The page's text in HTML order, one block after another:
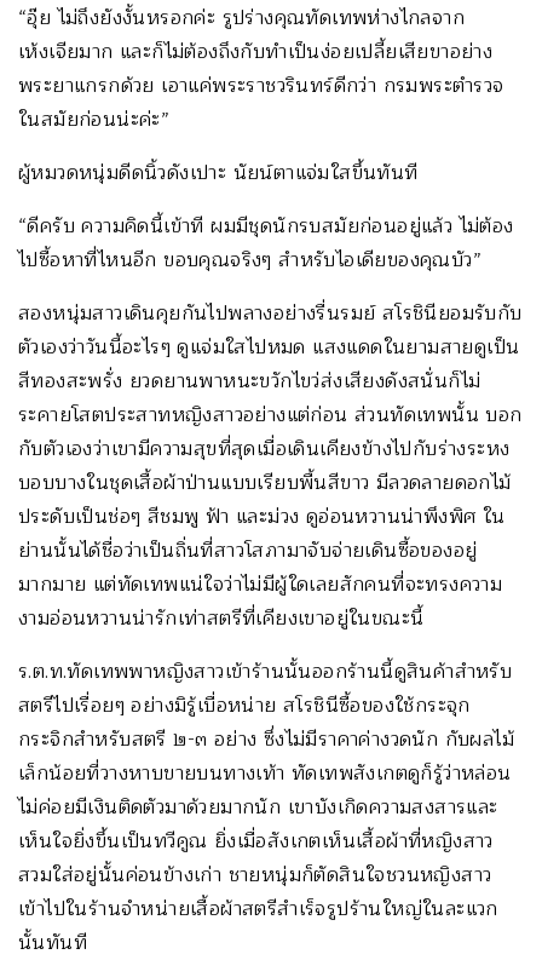
“อุ๊ย ไม่ถึงยังงั้นหรอกค่ะ รูปร่างคุณทัดเทพห่างไกลจาก
เห้งเจียมาก และก็ไม่ต้องถึงกับทำเป็นง่อยเปลี้ยเสียขาอย่าง
พระยาแกรกด้วย เอาแค่พระราชวรินทร์ดีกว่า กรมพระตำรวจ
ในสมัยก่อนน่ะค่ะ”
ผู้หมวดหนุ่มดีดนิ้วดังเปาะ นัยน์ตาแจ่มใสขึ้นทันที
“ดีครับ ความคิดนี้เข้าที ผมมีชุดนักรบสมัยก่อนอยู่แล้ว ไม่ต้อง
ไปซื้อหาที่ไหนอีก ขอบคุณจริงๆ สำหรับไอเดียของคุณบัว”
สองหนุ่มสาวเดินคุยกันไปพลางอย่างรื่นรมย์ สโรชินียอมรับกับ
ตัวเองว่าวันนี้อะไรๆ ดูแจ่มใสไปหมด แสงแดดในยามสายดูเป็น
สีทองสะพรั่ง ยวดยานพาหนะขวักไขว่ส่งเสียงดังสนั่นก็ไม่
ระคายโสตประสาทหญิงสาวอย่างแต่ก่อน ส่วนทัดเทพนั้น บอก
กับตัวเองว่าเขามีความสุขที่สุดเมื่อเดินเคียงข้างไปกับร่างระหง
บอบบางในชุดเสื้อผ้าป่านแบบเรียบพื้นสีขาว มีลวดลายดอกไม้
ประดับเป็นช่อๆ สีชมพู ฟ้า และม่วง ดูอ่อนหวานน่าพึงพิศ ใน
ย่านนั้นได้ชื่อว่าเป็นถิ่นที่สาวโสภามาจับจ่ายเดินซื้อของอยู่
มากมาย แต่ทัดเทพแน่ใจว่าไม่มีผู้ใดเลยสักคนที่จะทรงความ
งามอ่อนหวานน่ารักเท่าสตรีที่เคียงเขาอยู่ในขณะนี้
ร.ต.ท.ทัดเทพพาหญิงสาวเข้าร้านนั้นออกร้านนี้ดูสินค้าสำหรับ
สตรีไปเรื่อยๆ อย่างมิรู้เบื่อหน่าย สโรชินีซื้อของใช้กระจุก
กระจิกสำหรับสตรี ๒-๓ อย่าง ซึ่งไม่มีราคาค่างวดนัก กับผลไม้
เล็กน้อยที่วางหาบขายบนทางเท้า ทัดเทพสังเกตดูก็รู้ว่าหล่อน
ไม่ค่อยมีเงินติดตัวมาด้วยมากนัก เขาบังเกิดความสงสารและ
เห็นใจยิ่งขึ้นเป็นทวีคูณ ยิ่งเมื่อสังเกตเห็นเสื้อผ้าที่หญิงสาว
สวมใส่อยู่นั้นค่อนข้างเก่า ชายหนุ่มก็ตัดสินใจชวนหญิงสาว
เข้าไปในร้านจำหน่ายเสื้อผ้าสตรีสำเร็จรูปร้านใหญ่ในละแวก
นั้นทันที